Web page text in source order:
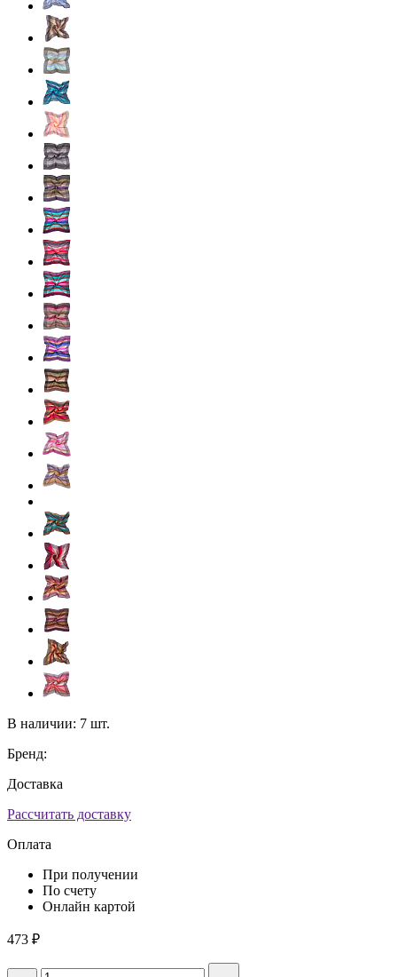
В наличии: 7 шт.
Бренд:
Доставка
Рассчитать доставку
Оплата
При получении
По счету
Онлайн картой
473 ₽